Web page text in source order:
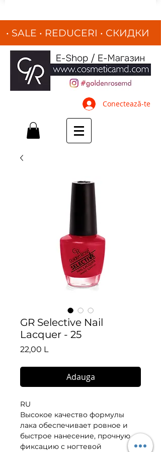
• SALE • REDUCERI • СКИДКИ
•
Conectează-te
GR Selective Nail
Lacquer - 25
22,00 L
Adauga
RU
Высокое качество формулы
лака обеспечивает ровное и
быстрое нанесение, прочную
фиксацию с ногтевой